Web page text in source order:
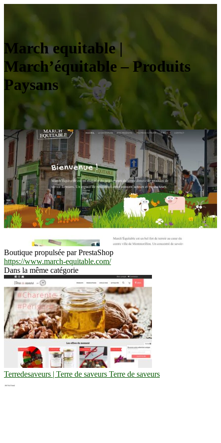
March equitable |
March’équitable – Produits
Paysans
Boutique propulsée par PrestaShop
https://www.march-equitable.com/
Dans la même catégorie
Ter­redesa­veurs | Terre de saveurs Terre de saveurs